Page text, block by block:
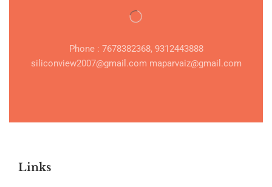
Phone : 7678382368, 9312443888
siliconview2007@gmail.com maparvaiz@gmail.com
Links